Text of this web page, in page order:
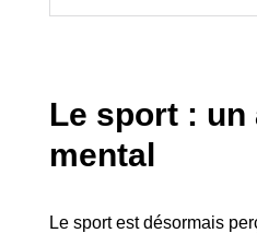
Le sport : un
mental
Le sport est désormais